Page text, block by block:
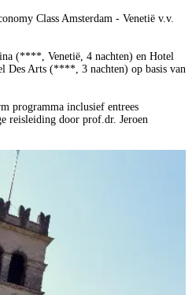
Class Amsterdam - Venetië v.v.
(****, Venetië, 4 nachten) en Hotel
Des Arts (****, 3 nachten) op basis van
programma inclusief entrees
reisleiding door prof.dr. Jeroen